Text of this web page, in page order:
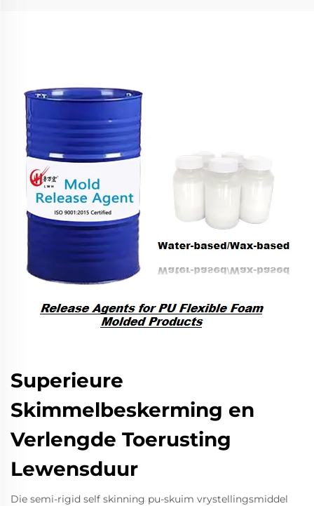
Superieure
Skimmelbeskerming en
Verlengde Toerusting
Lewensduur
Die semi-rigid self skinning pu-skuim vrystellingsmiddel